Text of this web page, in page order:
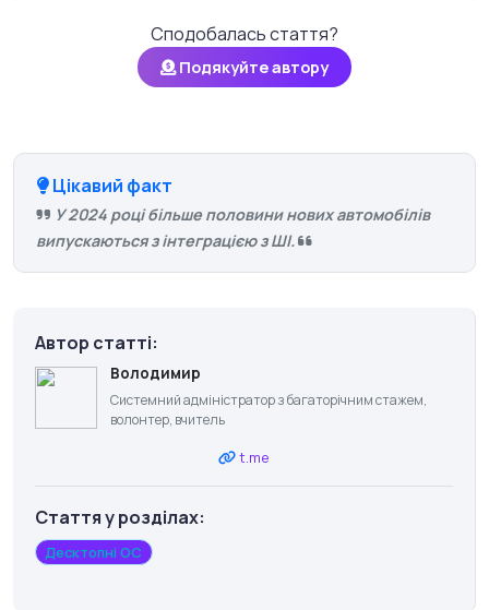
Сподобалась стаття?
Подякуйте автору
Цікавий факт
У 2024 році більше половини нових автомобілів
випускаються з інтеграцією з ШІ.
Автор статті:
Володимир
Системний адміністратор з багаторічним стажем,
волонтер, вчитель
t.me
Стаття у розділах:
Десктопні ОС